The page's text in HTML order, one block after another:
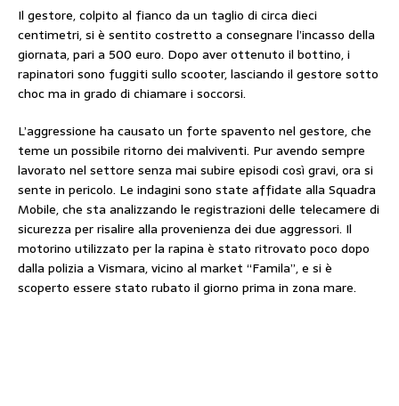
Il gestore, colpito al fianco da un taglio di circa dieci
centimetri, si è sentito costretto a consegnare l’incasso della
giornata, pari a 500 euro. Dopo aver ottenuto il bottino, i
rapinatori sono fuggiti sullo scooter, lasciando il gestore sotto
choc ma in grado di chiamare i soccorsi.
L’aggressione ha causato un forte spavento nel gestore, che
teme un possibile ritorno dei malviventi. Pur avendo sempre
lavorato nel settore senza mai subire episodi così gravi, ora si
sente in pericolo. Le indagini sono state affidate alla Squadra
Mobile, che sta analizzando le registrazioni delle telecamere di
sicurezza per risalire alla provenienza dei due aggressori. Il
motorino utilizzato per la rapina è stato ritrovato poco dopo
dalla polizia a Vismara, vicino al market “Famila”, e si è
scoperto essere stato rubato il giorno prima in zona mare.